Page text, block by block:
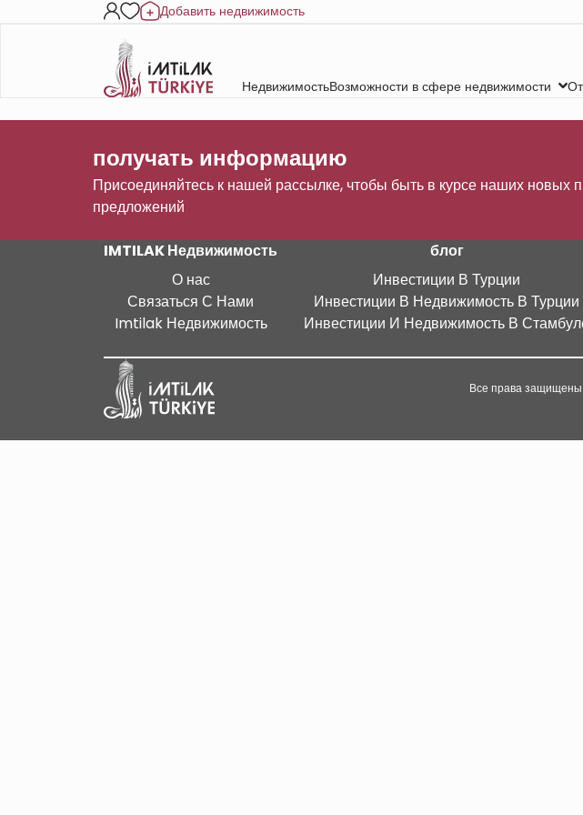
Добавить недвижимость
НедвижимостьВозможности в сфере недвижимости
получать информацию
Присоединяйтесь к нашей рассылке, чтобы быть в курсе наших новых
предложений
IMTILAK Недвижимость
О нас
Связаться С Нами
Imtilak Недвижимость
блог
Инвестиции В Турции
Инвестиции В Недвижимость В Турции
Инвестиции И Недвижимость В
Все права